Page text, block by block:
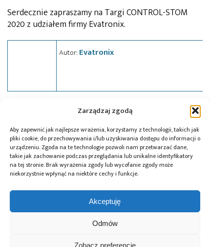
Zarządzaj zgodą
Aby zapewnić jak najlepsze wrażenia, korzystamy z technologii, takich jak
pliki cookie, do przechowywania i/lub uzyskiwania dostępu do informacji o
urządzeniu. Zgoda na te technologie pozwoli nam przetwarzać dane,
takie jak zachowanie podczas przeglądania lub unikalne identyfikatory
na tej stronie. Brak wyrażenia zgody lub wycofanie zgody może
niekorzystnie wpłynąć na niektóre cechy i funkcje.
Akceptuję
Odmów
Zobacz preferencje
Serdecznie zapraszamy na Targi CONTROL-STOM
2020 z udziałem firmy Evatronix.
Autor: Evatronix
targi,Targi Kielce
Przeczytaj również:
ICS wprowadza